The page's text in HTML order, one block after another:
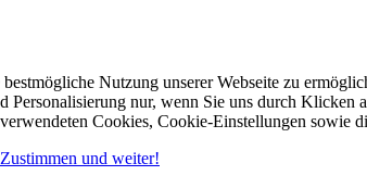
Nutzung unserer Webseite zu
Personalisierung nur, wenn Sie uns durch
Cookies, Cookie-Einstellungen sowie
Zustimmen und weiter!